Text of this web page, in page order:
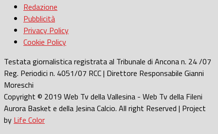
Redazione
Pubblicità
Privacy Policy
Cookie Policy
Testata giornalistica registrata al Tribunale di Ancona n. 24 /07
Reg. Periodici n. 4051/07 RCC | Direttore Responsabile Gianni
Moreschi
Copyright © 2019 Web Tv della Vallesina - Web Tv della Fileni
Aurora Basket e della Jesina Calcio. All right Reserved | Project
by Life Color